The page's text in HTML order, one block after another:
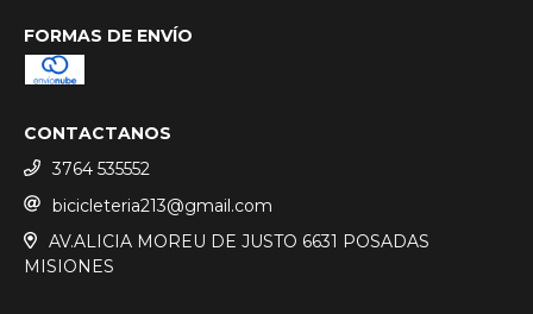
FORMAS DE ENVÍO
CONTACTANOS
3764 535552
bicicleteria213@gmail.com
AV.ALICIA MOREU DE JUSTO 6631 POSADAS
MISIONES